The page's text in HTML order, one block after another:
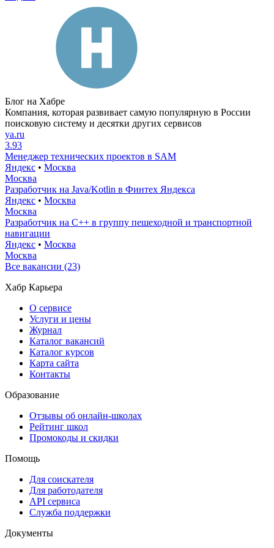
Блог на Хабре
Компания, которая развивает самую популярную в России
поисковую систему и десятки других сервисов
ya.ru
3.93
Менеджер технических проектов в SAM
Яндекс • Москва
Москва
Разработчик на Java/Kotlin в Финтех Яндекса
Яндекс • Москва
Москва
Разработчик на С++ в группу пешеходной и транспортной
навигации
Яндекс • Москва
Москва
Все вакансии (23)
Хабр Карьера
О сервисе
Услуги и цены
Журнал
Каталог вакансий
Каталог курсов
Карта сайта
Контакты
Образование
Отзывы об онлайн-школах
Рейтинг школ
Промокоды и скидки
Помощь
Для соискателя
Для работодателя
API сервиса
Служба поддержки
Документы